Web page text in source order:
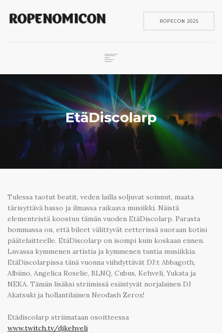
ROPECON 2025
IN ENGLISH
SEARCH
EtäDiscolarp
Tulessa taotut beatit, veden lailla soljuvat soinnut, maata
tärisyttävä basso ja ilmassa raikaava musiikki. Näistä
elementeistä koostuu tämän vuoden EtäDiscolarp. Parasta
hommassa on, että bileet välittyvät eetterissä suoraan kotisi
päätelaitteelle. EtäDiscolarp on isompi kuin koskaan ennen.
Luvassa kymmenen artistia ja kymmenen tuntia musiikkia.
EtäDiscolarpissa tänä vuonna viihdyttävät DJ:t Abbagoth,
Albiino, Angelica Roselie, BLNQ, Cubus, Kehveli, Yukata ja
NEKA. Tämän lisäksi striimissä esiintyvät norjalainen DJ
Akatsuki ja hollantilainen Neodash Zerox!
Etädiscolarp striimataan osoitteessa
www.twitch.tv/djkehveli